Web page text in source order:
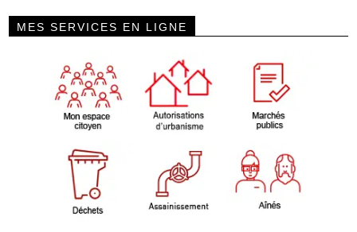
MES SERVICES EN LIGNE